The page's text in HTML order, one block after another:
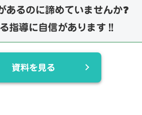
あるのに諦めていませんか❓
指導に自信があります‼️
資料を見る